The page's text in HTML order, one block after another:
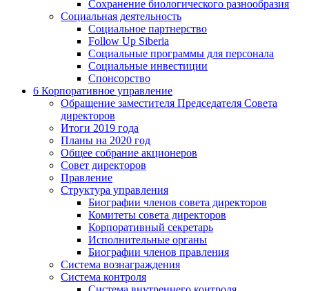
Сохранение биологического разнообразия
Социальная деятельность
Социальное партнерство
Follow Up Siberia
Социальные программы для персонала
Социальные инвестиции
Спонсорство
6 Корпоративное управление
Обращение заместителя Председателя Совета
директоров
Итоги 2019 года
Планы на 2020 год
Общее собрание акционеров
Совет директоров
Правление
Структура управления
Биографии членов совета директоров
Комитеты совета директоров
Корпоративный секретарь
Исполнительные органы
Биографии членов правления
Система вознаграждения
Система контроля